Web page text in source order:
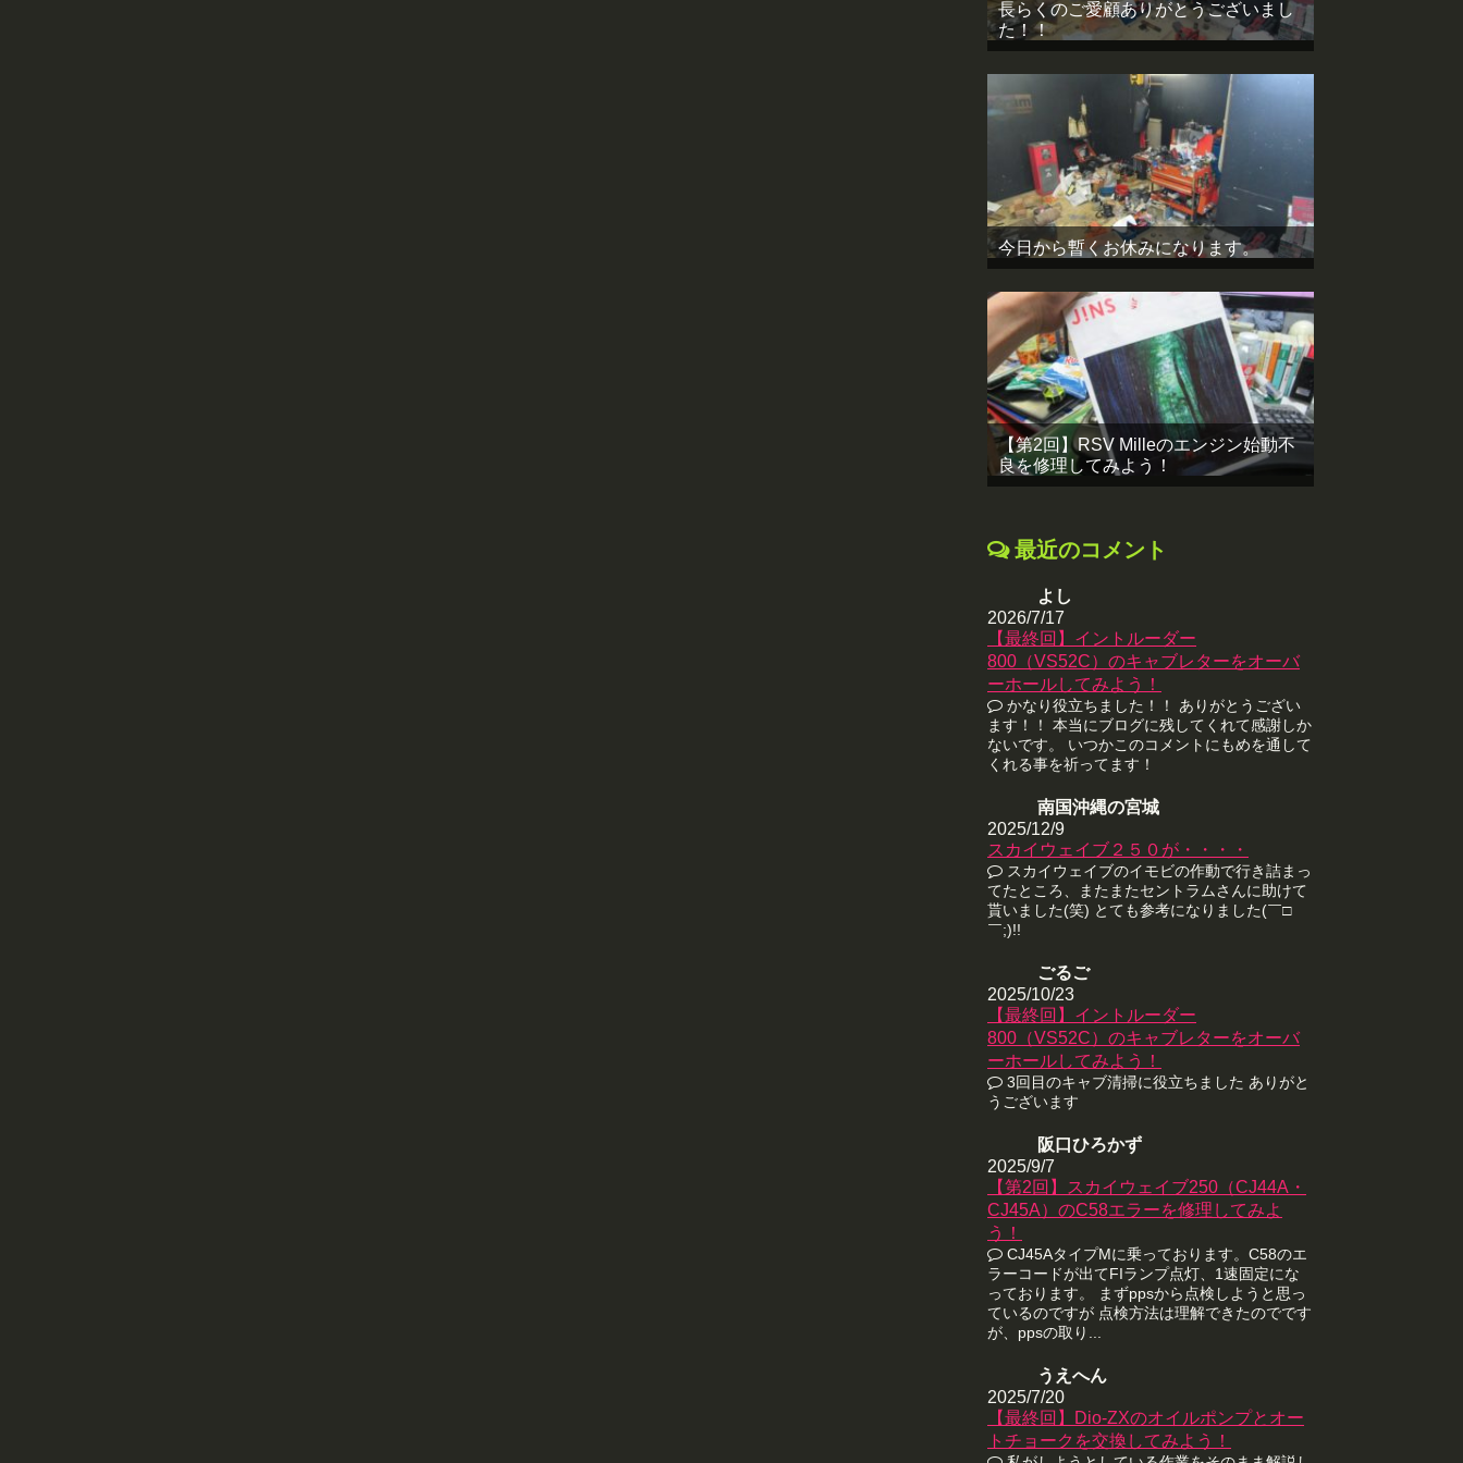
長らくのご愛顧ありがとうございまし
た！！
今日から暫くお休みになります。
【第2回】RSV Milleのエンジン始動不
良を修理してみよう！
最近のコメント
よし
2026/7/17
【最終回】イントルーダー
800（VS52C）のキャブレターをオーバ
ーホールしてみよう！
かなり役立ちました！！ ありがとうござい
ます！！ 本当にブログに残してくれて感謝しか
ないです。 いつかこのコメントにもめを通して
くれる事を祈ってます！
南国沖縄の宮城
2025/12/9
スカイウェイブ２５０が・・・・
スカイウェイブのイモビの作動で行き詰まっ
てたところ、またまたセントラムさんに助けて
貰いました(笑) とても参考になりました(￣□
￣;)!!
ごるご
2025/10/23
【最終回】イントルーダー
800（VS52C）のキャブレターをオーバ
ーホールしてみよう！
3回目のキャブ清掃に役立ちました ありがと
うございます
阪口ひろかず
2025/9/7
【第2回】スカイウェイブ250（CJ44A・
CJ45A）のC58エラーを修理してみよ
う！
CJ45AタイプMに乗っております。C58のエ
ラーコードが出てFIランプ点灯、1速固定にな
っております。 まずppsから点検しようと思っ
ているのですが 点検方法は理解できたのでです
が、ppsの取り...
うえへん
2025/7/20
【最終回】Dio-ZXのオイルポンプとオー
トチョークを交換してみよう！